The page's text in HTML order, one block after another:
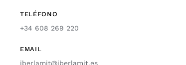
TELÉFONO
+34 608 269 220
EMAIL
iberlamit@iberlamit.es